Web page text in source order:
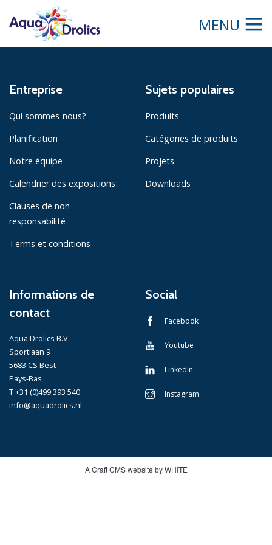
MENU
Entreprise
Qui sommes-nous?
Planification
Notre équipe
Calendrier des expositions
Clauses de non-
responsabilité
Terms et conditions
Sujets populaires
Produits
Catégories de produits
Projets
Downloads
Informations de
contact
Aqua Drolics B.V.
Sportlaan 9
5683 CS Best
Pays-Bas
T +31 (0)499 393 540
info@aquadrolics.nl
Social
Facebook
Youtube
LinkedIn
Instagram
A Craft CMS website by WHITE